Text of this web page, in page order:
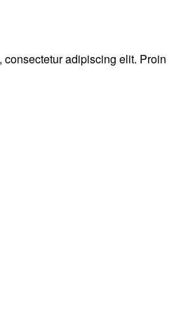
consectetur adipiscing elit. Proin